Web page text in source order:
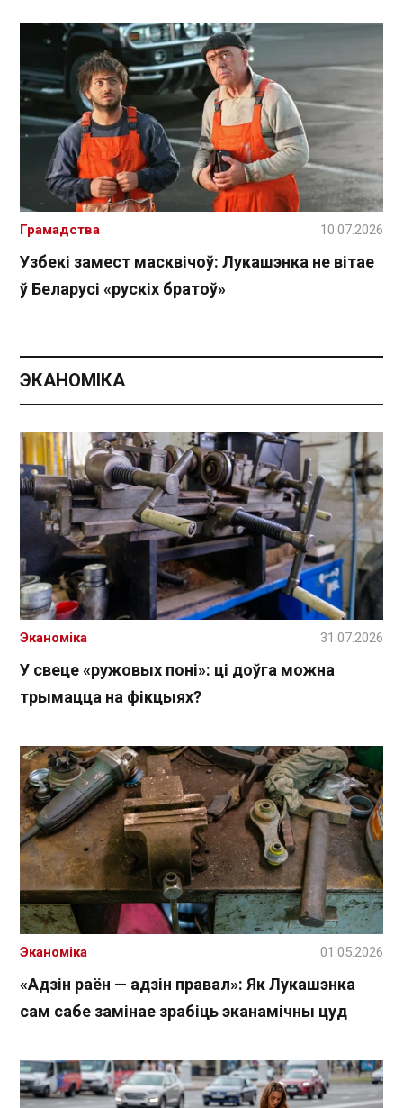
Узбекі замест масквічоў: Лукашэнка не вітае
ў Беларусі «рускіх братоў»
Грамадства 10.07.2026
ЭКАНОМІКА
У свеце «ружовых поні»: ці доўга можна
трымацца на фікцыях?
Эканоміка 31.07.2026
«Адзін раён — адзін правал»: Як Лукашэнка
сам сабе замінае зрабіць эканамічны цуд
Эканоміка 01.05.2026